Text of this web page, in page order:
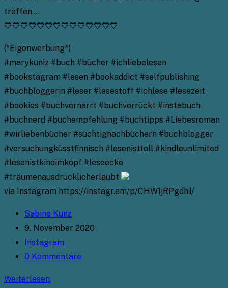
treffen …
💙💙💙💙💙💙💙💙💙💙💙💙💙💙
(*Eigenwerbung*)
#marykuniz #buch #bücher #ichliebelesen
#bookstagram #lesen #bookaddict #selfpublishing
#buchbloggerin #leser #lesestoff #ichlese #lesezeit
#bookies #buchvernarrt #buchverrückt #instabuch
#buchnerd #buchempfehlung #buchtipps #Liebesroman
#wirliebenbücher #süchtignachbüchern #buchblogger
#versuchungküsstfinnisch #lesenisttoll #kindleunlimited
#lesenistkinoimkopf #leseecke
#träumenausdrücklicherlaubt
via Instagram https://instagr.am/p/CHW1jRPgdhJ/
Beitrags-
Autor:
Sabine Kunz
Beitrag
veröffentlicht:
9. November 2020
Beitrags-
Kategorie:
Instagram
Beitrags-
0 Kommentare
Weiterlesen